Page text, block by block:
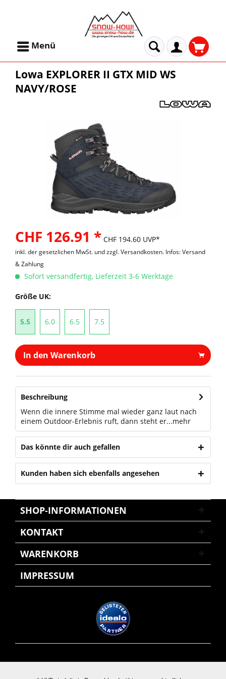
Menü
Lowa EXPLORER II GTX MID WS
NAVY/ROSE
CHF 126.91 * CHF 194.60 UVP*
inkl. der gesetzlichen MwSt. undzzgl. Versandkosten. Infos: Versand
& Zahlung
Sofort versandfertig, Lieferzeit 3-6 Werktage
Größe UK:
5.5 6.0 6.5 7.5
In den Warenkorb
Beschreibung
Wenn die innere Stimme mal wieder ganz laut nach
einem Outdoor-Erlebnis ruft, dann steht er...mehr
Das könnte dir auch gefallen
Kunden haben sich ebenfalls angesehen
SHOP-INFORMATIONEN
KONTAKT
WARENKORB
IMPRESSUM